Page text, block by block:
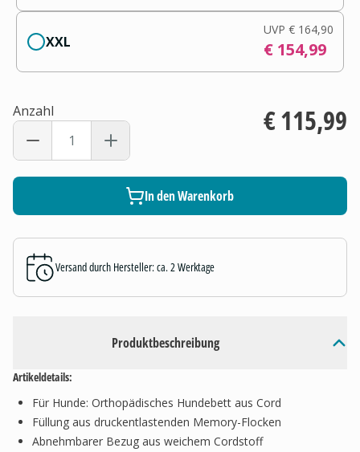
Produktbeschreibung
Artikeldetails:
Für Hunde: Orthopädisches Hundebett aus Cord
Füllung aus druckentlastenden Memory-Flocken
Abnehmbarer Bezug aus weichem Cordstoff
XXL
UVP € 164,90
€ 154,99
Anzahl € 115,99
In den Warenkorb
Versand durch Hersteller: ca. 2 Werktage